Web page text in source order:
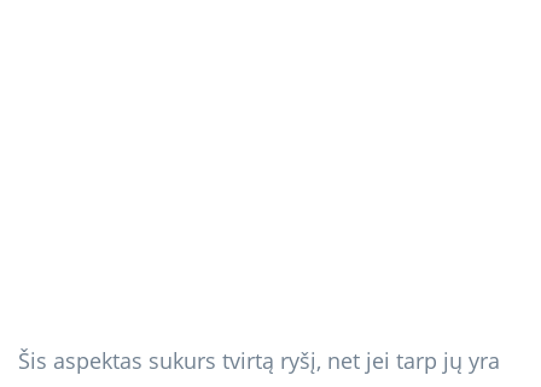
Šis aspektas sukurs tvirtą ryšį, net jei tarp jų yra